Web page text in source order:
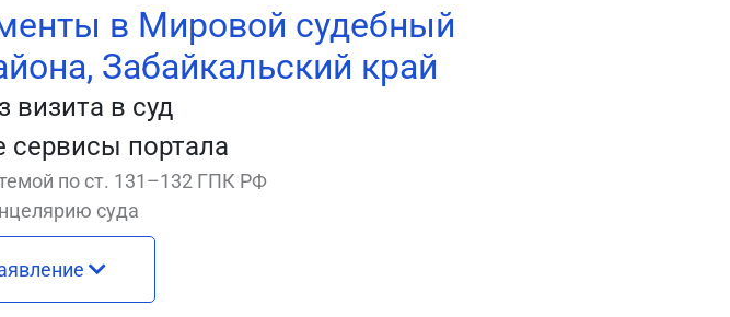
в Мировой судебный
Забайкальский край
визита в суд
сервисы портала
по ст. 131–132 ГПК РФ
суда